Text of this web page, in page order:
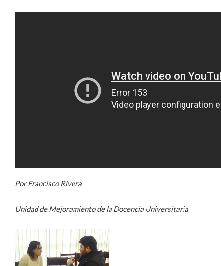
Por Francisco Rivera
Unidad de Mejoramiento de la Docencia Universitaria